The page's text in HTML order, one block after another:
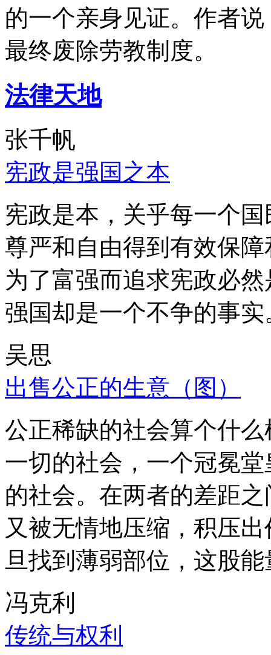
的一个亲身见证。作者
最终废除劳教制度。
法律天地
张千帆
宪政是强国之本
宪政是本，关乎每一个
尊严和自由得到有效保
为了富强而追求宪政必
强国却是一个不争的事实
吴思
出售公正的生意（图）
公正稀缺的社会算个什
一切的社会，一个冠冕
的社会。在两者的差距
又被无情地压缩，积压
旦找到薄弱部位，这股
冯克利
传统与权利